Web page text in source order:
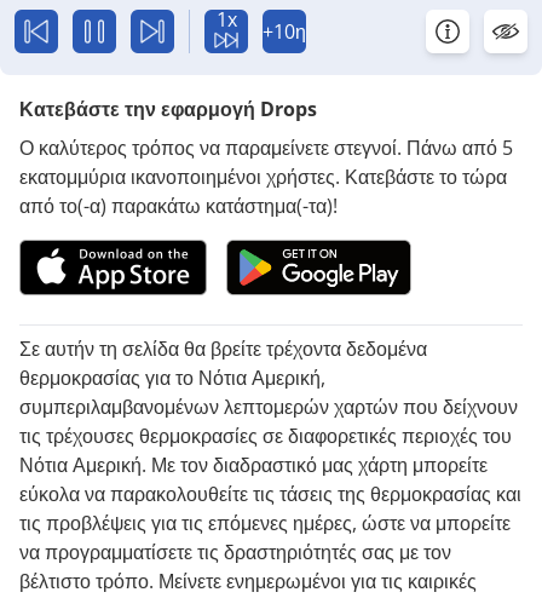
1x +10η
Κατεβάστε την εφαρμογή Drops
Ο καλύτερος τρόπος να παραμείνετε στεγνοί. Πάνω από 5
εκατομμύρια ικανοποιημένοι χρήστες. Κατεβάστε το τώρα
από το(-α) παρακάτω κατάστημα(-τα)!
Σε αυτήν τη σελίδα θα βρείτε τρέχοντα δεδομένα
θερμοκρασίας για το Νότια Αμερική,
συμπεριλαμβανομένων λεπτομερών χαρτών που δείχνουν
τις τρέχουσες θερμοκρασίες σε διαφορετικές περιοχές του
Νότια Αμερική. Με τον διαδραστικό μας χάρτη μπορείτε
εύκολα να παρακολουθείτε τις τάσεις της θερμοκρασίας και
τις προβλέψεις για τις επόμενες ημέρες, ώστε να μπορείτε
να προγραμματίσετε τις δραστηριότητές σας με τον
βέλτιστο τρόπο. Μείνετε ενημερωμένοι για τις καιρικές